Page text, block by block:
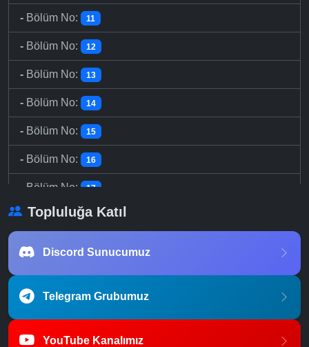
- Bölüm No: 11
- Bölüm No: 12
- Bölüm No: 13
- Bölüm No: 14
- Bölüm No: 15
- Bölüm No: 16
Bölüm No: 17
- Bölüm No: 18
- Bölüm No:
-Bölüm No: 21
Topluluğa Katıl
Discord Sunucumuz
Telegram Grubumuz
YouTube Kanalımız